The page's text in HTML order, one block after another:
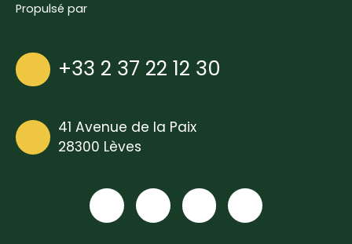
Propulsé par
+33 2 37 22 12 30
41 Avenue de la Paix
28300 Lèves